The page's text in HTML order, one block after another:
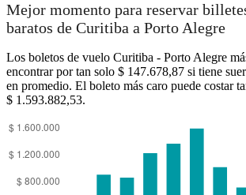
Mejor momento para reservar
baratos de Curitiba a Porto Alegre
Los boletos de vuelo Curitiba - Porto Alegre
encontrar por tan solo $ 147.678,87 si tiene
en promedio. El boleto más caro puede costar
$ 1.593.882,53.